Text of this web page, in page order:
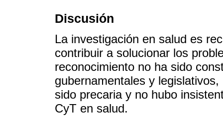
Discusión
La investigación en salud es
contribuir a solucionar los
reconocimiento no ha sido
gubernamentales y
sido precaria y no hubo
CyT en salud.